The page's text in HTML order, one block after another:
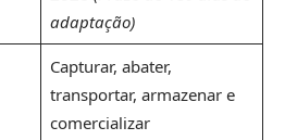
adaptação)
Capturar, abater,
transportar, armazenar e
comercializar